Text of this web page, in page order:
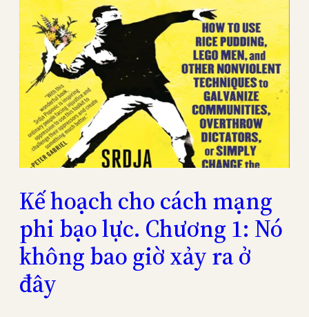
Kế hoạch cho cách mạng
phi bạo lực. Chương 1: Nó
không bao giờ xảy ra ở
đây